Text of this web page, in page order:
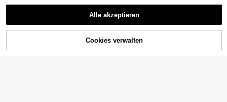
Sunnyshic
Sunnyshic Damen De
chlitz
23,12€ -1% 23,49€
EU Warehouse Sunnyshic Modischer
lässiger Jeansanzug mit tiefem V-A
usschnitt
10,25€
ZUM WARENKORB HINZUFÜGEN
Alle akzeptieren
Cookies verwalten